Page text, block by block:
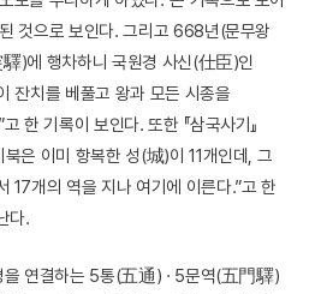
것으로 보인다. 그리고 668년(문무왕
)에 행차하니 국원경 사신(仕臣)인
잔치를 베풀고 왕과 모든 시종을
한 기록이 보인다. 또한 『삼국사기』
은 이미 항복한 성(城)이 11개인데, 그
17개의 역을 지나 여기에 이른다.”고 한
다.
을 연결하는 5통(五通) · 5문역(五門驛)